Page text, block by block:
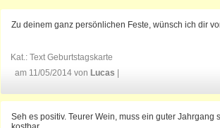
Zu deinem ganz persönlichen Feste, wünsch ich dir
Kat.: Text Geburtstagskarte
am 11/05/2014 von Lucas
Seh es positiv. Teurer Wein, muss ein guter Jahrgang